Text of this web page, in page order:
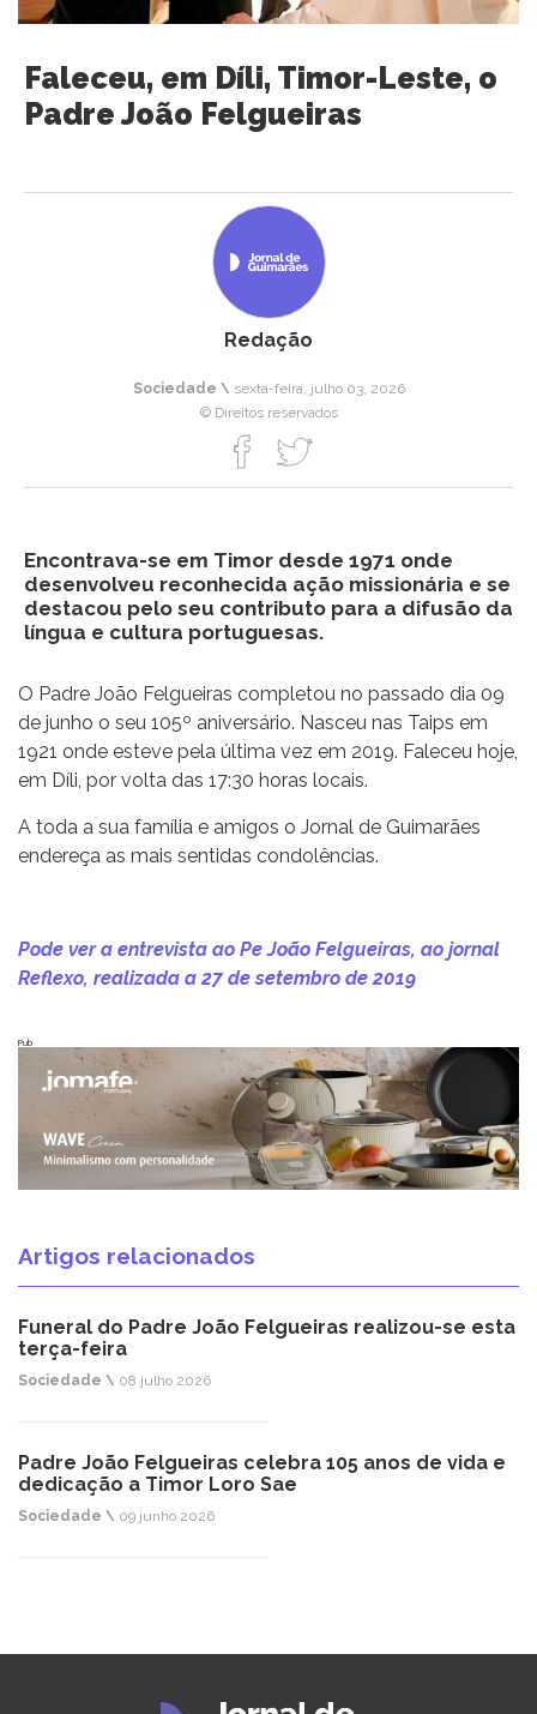
Faleceu, em Díli, Timor-Leste, o
Padre João Felgueiras
Redação
Sociedade \ sexta-feira, julho 03, 2026
© Direitos reservados
Encontrava-se em Timor desde 1971 onde
desenvolveu reconhecida ação missionária e se
destacou pelo seu contributo para a difusão da
língua e cultura portuguesas.
O Padre João Felgueiras completou no passado dia 09
de junho o seu 105º aniversário. Nasceu nas Taips em
1921 onde esteve pela última vez em 2019. Faleceu hoje,
em Díli, por volta das 17:30 horas locais.
A toda a sua família e amigos o Jornal de Guimarães
endereça as mais sentidas condolências.
Pode ver a entrevista ao Pe João Felgueiras, ao jornal
Reflexo, realizada a 27 de setembro de 2019
Pub
Artigos relacionados
Funeral do Padre João Felgueiras realizou-se esta
terça-feira
Sociedade \ 08 julho 2026
Padre João Felgueiras celebra 105 anos de vida e
dedicação a Timor Loro Sae
Sociedade \ 09 junho 2026